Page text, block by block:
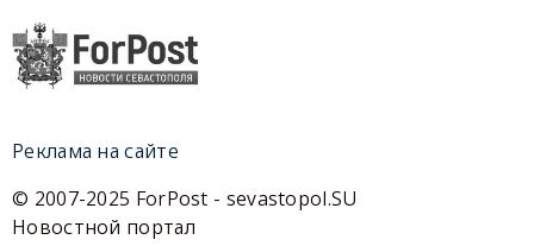
Реклама на сайте
© 2007-2025 ForPost - sevastopol.SU
Новостной портал